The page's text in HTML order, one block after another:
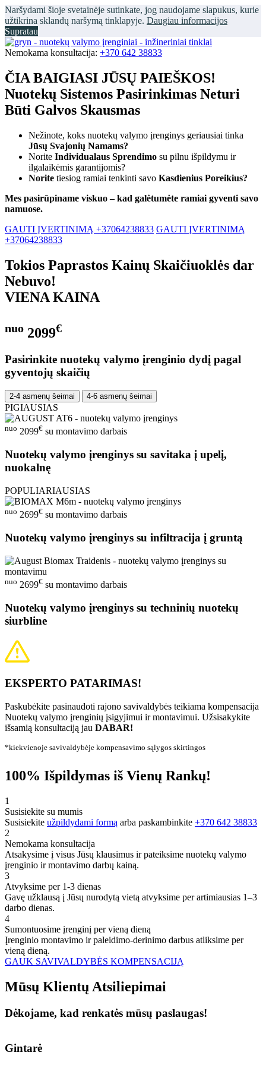
Naršydami šioje svetainėje sutinkate, jog naudojame slapukus, kurie
užtikrina sklandų naršymą tinklapyje. Daugiau informacijos
Supratau
Nemokama konsultacija: +370 642 38833
ČIA BAIGIASI JŪSŲ PAIEŠKOS!
Nuotekų Sistemos Pasirinkimas Neturi
Būti Galvos Skausmas
Nežinote, koks nuotekų valymo įrenginys geriausiai tinka
Jūsų Svajonių Namams?
Norite Individualaus Sprendimo su pilnu išpildymu ir
ilgalaikėmis garantijomis?
Norite tiesiog ramiai tenkinti savo Kasdienius Poreikius?
Mes pasirūpiname viskuo – kad galėtumėte ramiai gyventi savo
namuose.
GAUTI ĮVERTINIMĄ +37064238833 GAUTI ĮVERTINIMĄ
+37064238833
Tokios Paprastos Kainų Skaičiuoklės dar
Nebuvo!
VIENA KAINA
nuo 2099€
Pasirinkite nuotekų valymo įrenginio dydį pagal
gyventojų skaičių
2-4 asmenų šeimai 4-6 asmenų šeimai
PIGIAUSIAS
nuo 2099€ su montavimo darbais
Nuotekų valymo įrenginys su savitaka į upelį,
nuokalnę
POPULIARIAUSIAS
nuo 2699€ su montavimo darbais
Nuotekų valymo įrenginys su infiltracija į gruntą
nuo 2699€ su montavimo darbais
Nuotekų valymo įrenginys su techninių nuotekų
siurbline
EKSPERTO PATARIMAS!
Paskubėkite pasinaudoti rajono savivaldybės teikiama kompensacija
Nuotekų valymo įrenginių įsigyjimui ir montavimui. Užsisakykite
išsamią konsultaciją jau DABAR!
*kiekvienoje savivaldybėje kompensavimo sąlygos skirtingos
100% Išpildymas iš Vienų Rankų!
1
Susisiekite su mumis
Susisiekite užpildydami formą arba paskambinkite +370 642 38833
2
Nemokama konsultacija
Atsakysime į visus Jūsų klausimus ir pateiksime nuotekų valymo
įrenginio ir montavimo darbų kainą.
3
Atvyksime per 1-3 dienas
Gavę užklausą į Jūsų nurodytą vietą atvyksime per artimiausias 1–3
darbo dienas.
4
Sumontuosime įrenginį per vieną dieną
Įrenginio montavimo ir paleidimo-derinimo darbus atliksime per
vieną dieną.
GAUK SAVIVALDYBĖS KOMPENSACIJĄ
Mūsų Klientų Atsiliepimai
Dėkojame, kad renkatės mūsų paslaugas!
Gintarė